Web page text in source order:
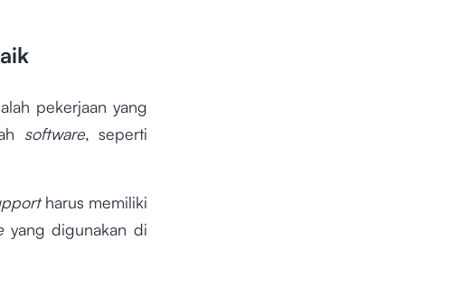
pekerjaan yang
software, seperti
harus memiliki
yang digunakan di